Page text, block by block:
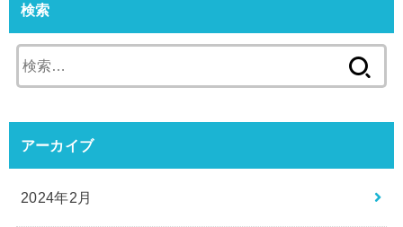
検索
索:
アーカイブ
2024年2月